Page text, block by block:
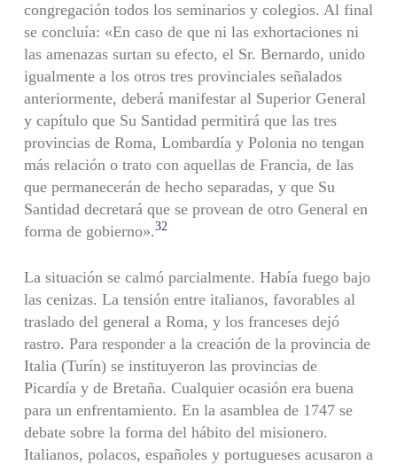
congregación todos los semi­narios y colegios. Al final
se concluía: «En caso de que ni las exhor­taciones ni
las amenazas surtan su efecto, el Sr. Bernardo, unido
igualmente a los otros tres provinciales señalados
anteriormente, deberá manifestar al Superior General
y capítulo que Su Santidad permitirá que las tres
provincias de Roma, Lombardía y Polonia no tengan
más relación o trato con aquellas de Francia, de las
que per­manecerán de hecho separadas, y que Su
Santidad decretará que se provean de otro General en
forma de gobierno».32
La situación se calmó parcialmente. Había fuego bajo
las cenizas. La tensión entre italianos, favorables al
traslado del general a Roma, y los franceses dejó
rastro. Para responder a la creación de la provin­cia de
Italia (Turín) se instituyeron las provincias de
Picardía y de Bretaña. Cualquier ocasión era buena
para un enfrentamiento. En la asamblea de 1747 se
debate sobre la forma del hábito del misionero.
Italianos, polacos, españoles y portugueses acusaron a